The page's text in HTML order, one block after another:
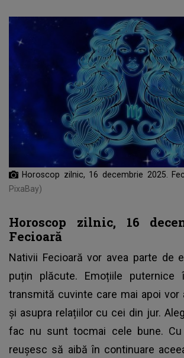
Horoscop zilnic, 16 decembrie 2025.
PixaBay)
Horoscop zilnic, 16
Fecioară
Nativii Fecioară vor avea parte de
puțin plăcute. Emoțiile
transmită cuvinte care mai apoi vor
și asupra relațiilor cu cei din jur.
fac nu sunt tocmai cele bune. Cu
reușesc să aibă în continuare